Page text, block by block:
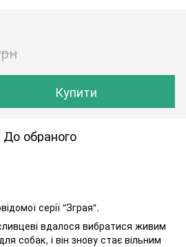
Купити
До обраного
серії "Зграя".
вдалося вибратися живим
собак, і він знову стає вільним